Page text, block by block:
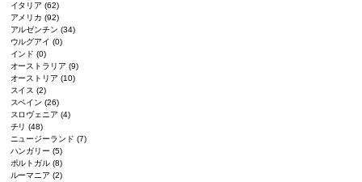
イタリア(62)
アメリカ(92)
アルゼンチン(34)
ウルグアイ(0)
インド(0)
オーストラリア(9)
オーストリア(10)
スイス(2)
スペイン(26)
スロヴェニア(4)
チリ(48)
ニュージーランド(7)
ハンガリー(5)
ポルトガル(8)
ルーマニア(2)